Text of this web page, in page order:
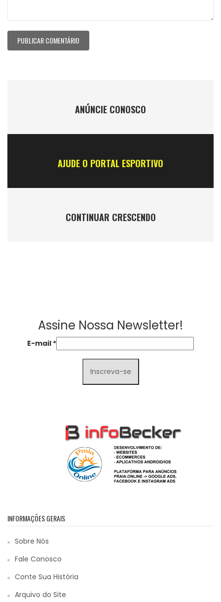
ANÚNCIE CONOSCO
AJUDE O PORTAL ESPORTIVO
CONTINUAR CRESCENDO
Assine Nossa Newsletter!
E-mail *
INFORMAÇÕES GERAIS
Sobre Nós
Fale Conosco
Conte Sua História
Arquivo do Site